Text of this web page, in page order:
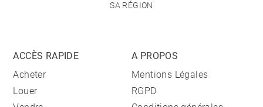
SA RÉGION
ACCÈS RAPIDE
Acheter
Louer
A PROPOS
Mentions Légales
RGPD